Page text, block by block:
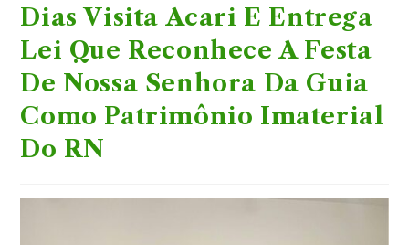
Dias Visita Acari E Entrega
Lei Que Reconhece A Festa
De Nossa Senhora Da Guia
Como Patrimônio Imaterial
Do RN